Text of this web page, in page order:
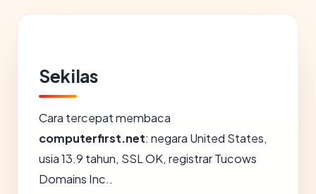
Sekilas
Cara tercepat membaca
computerfirst.net: negara United States,
usia 13.9 tahun, SSL OK, registrar Tucows
Domains Inc..